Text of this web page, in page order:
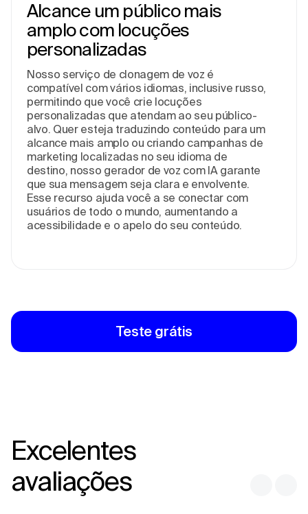
Alcance um público mais
amplo com locuções
personalizadas
Nosso serviço de clonagem de voz é
compatível com vários idiomas, inclusive russo,
permitindo que você crie locuções
personalizadas que atendam ao seu público-
alvo. Quer esteja traduzindo conteúdo para um
alcance mais amplo ou criando campanhas de
marketing localizadas no seu idioma de
destino, nosso gerador de voz com IA garante
que sua mensagem seja clara e envolvente.
Esse recurso ajuda você a se conectar com
usuários de todo o mundo, aumentando a
acessibilidade e o apelo do seu conteúdo.
Teste grátis
Excelentes
avaliações